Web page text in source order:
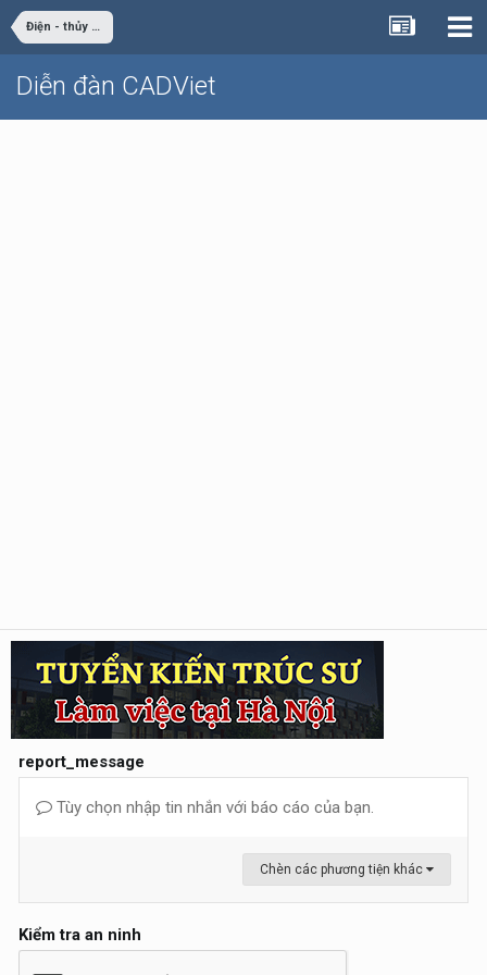
Điện - thủy điện
Diễn đàn CADViet
report_message
Tùy chọn nhập tin nhắn với báo cáo của bạn.
Chèn các phương tiện khác
Kiểm tra an ninh